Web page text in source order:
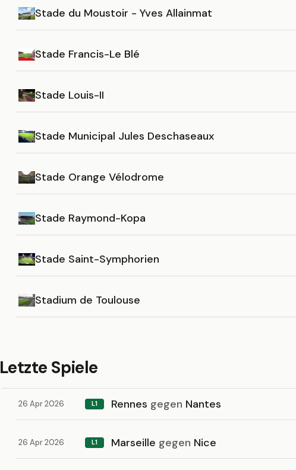
Stade du Moustoir - Yves Allainmat
Stade Francis-Le Blé
Stade Louis-II
Stade Municipal Jules Deschaseaux
Stade Orange Vélodrome
Stade Raymond-Kopa
Stade Saint-Symphorien
Stadium de Toulouse
Letzte Spiele
26 Apr 2026 L1 Rennes gegen Nantes
26 Apr 2026 L1 Marseille gegen Nice